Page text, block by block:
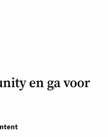
en ga voor